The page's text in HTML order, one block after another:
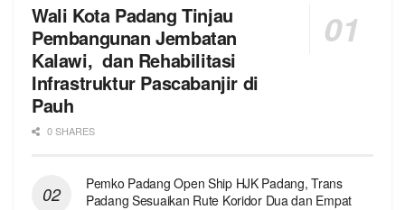
Wali Kota Padang Tinjau
Pembangunan Jembatan
Kalawi, dan Rehabilitasi
Infrastruktur Pascabanjir di
Pauh
0 SHARES
Pemko Padang Open Ship HJK Padang, Trans
Padang Sesuaikan Rute Koridor Dua dan Empat